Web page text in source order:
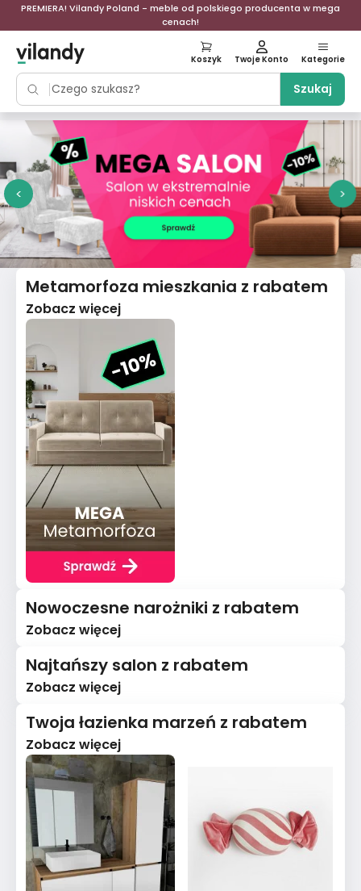
PREMIERA! Vilandy Poland - meble od polskiego producenta w mega
cenach!
Szukaj
Koszyk Twoje Konto Kategorie
< >
Metamorfoza mieszkania z rabatem
Zobacz więcej
Nowoczesne narożniki z rabatem
Zobacz więcej
Najtańszy salon z rabatem
Zobacz więcej
Twoja łazienka marzeń z rabatem
Zobacz więcej